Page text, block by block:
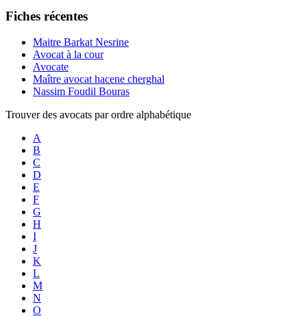
Fiches récentes
Maitre Barkat Nesrine
Avocat à la cour
Avocate
Maître avocat hacene cherghal
Nassim Foudil Bouras
Trouver des avocats par ordre alphabétique
A
B
C
D
E
F
G
H
I
J
K
L
M
N
O